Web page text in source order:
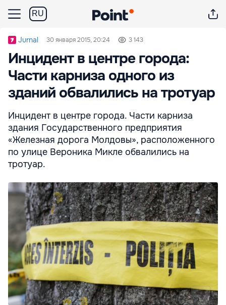
RU
Jurnal 30 января 2015, 20:24 3 143
Инцидент в центре города:
Части карниза одного из
зданий обвалились на тротуар
Инцидент в центре города. Части карниза
здания Государственного предприятия
«Железная дорога Молдовы», расположенного
по улице Вероника Микле обвалились на
тротуар.